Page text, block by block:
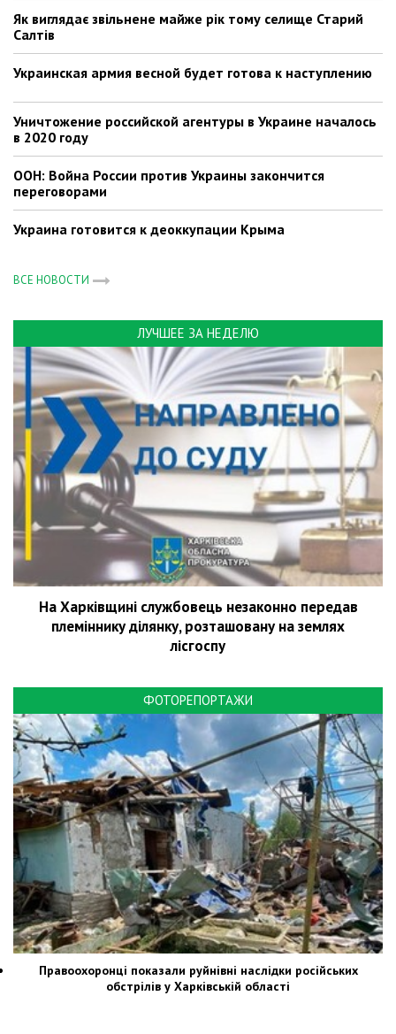
Як виглядає звільнене майже рік тому селище Старий
Салтів
Украинская армия весной будет готова к наступлению
Уничтожение российской агентуры в Украине началось
в 2020 году
ООН: Война России против Украины закончится
переговорами
Украина готовится к деоккупации Крыма
ВСЕ НОВОСТИ
ЛУЧШЕЕ ЗА НЕДЕЛЮ
На Харківщині службовець незаконно передав
племіннику ділянку, розташовану на землях
лісгоспу
ФОТОРЕПОРТАЖИ
Правоохоронці показали руйнівні наслідки російських
обстрілів у Харківській області